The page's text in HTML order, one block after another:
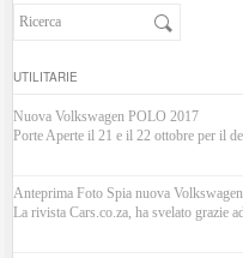
UTILITARIE
Nuova Volkswagen POLO 2017
Porte Aperte il 21 e il 22 ottobre per il
Anteprima Foto Spia nuova
La rivista Cars.co.za, ha svelato grazie